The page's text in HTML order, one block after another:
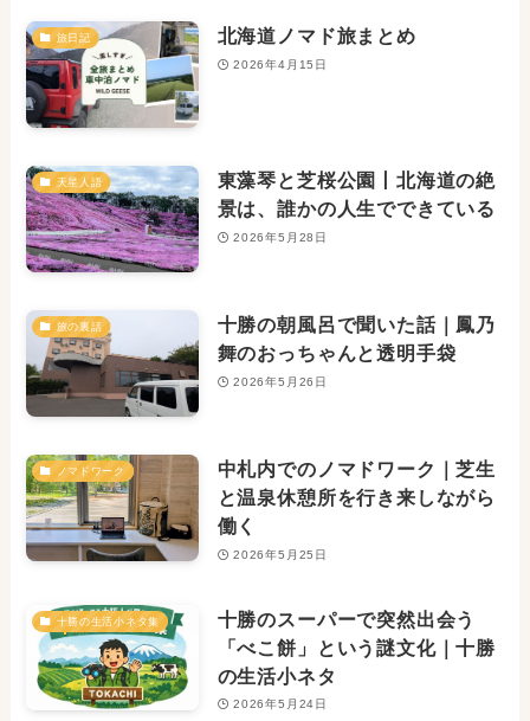
旅日記 北海道ノマド旅まとめ
2026年4月15日
天星人語
東藻琴と芝桜公園丨北海道の絶
景は、誰かの人生でできている
2026年5月28日
旅の裏話
十勝の朝風呂で聞いた話｜鳳乃
舞のおっちゃんと透明手袋
2026年5月26日
ノマドワーク
中札内でのノマドワーク｜芝生
と温泉休憩所を行き来しながら
働く
2026年5月25日
十勝の生活小ネタ集
十勝のスーパーで突然出会う
「べこ餅」という謎文化｜十勝
の生活小ネタ
2026年5月24日